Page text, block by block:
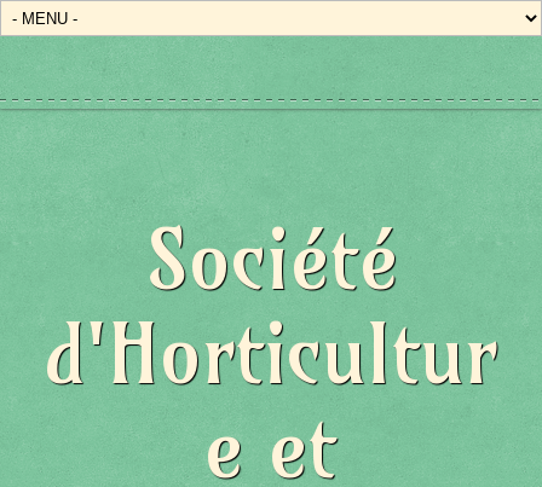
Société
d'Horticultur
e et